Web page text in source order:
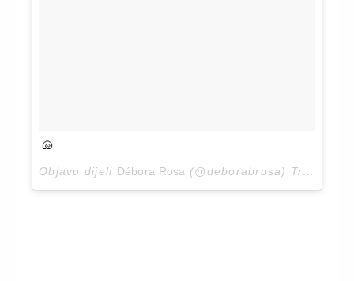
🐚
Objavu dijeli Débora Rosa (@deborabrosa) Tra 30, 2018 u 11:59 PDT